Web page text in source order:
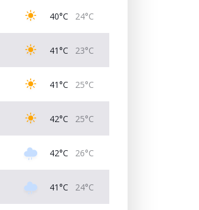
40°C 24°C
41°C 23°C
41°C 25°C
42°C 25°C
42°C 26°C
41°C 24°C